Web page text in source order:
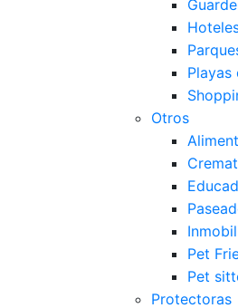
Playas
Otros
Pet
Pet
Protectoras